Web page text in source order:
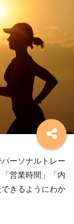
ーソナルトレー
営業時間」「内
きるようにわか